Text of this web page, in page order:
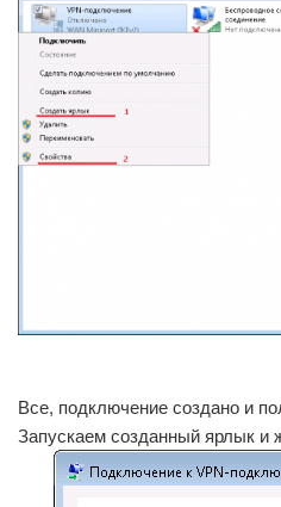
Все, подключение создано и
Запускаем созданный ярлык и